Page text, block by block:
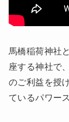
馬橋稲荷神社
座する神社で
のご利益を授
ているパワー